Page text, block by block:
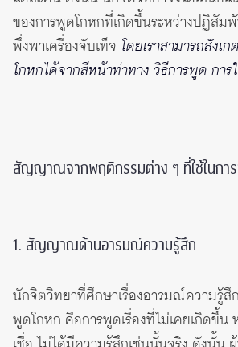
ของการพูดโกหกที่เกิดขึ้นระหว่างปฏิสัม
พึ่งพาเครื่องจับเท็จ โดยเราสามารถสัง
โกหกได้จากสีหน้าท่าทาง วิธีการพูด การ
สัญญาณจากพฤติกรรมต่าง ๆ ที่ใช้ในกา
1. สัญญาณด้านอารมณ์ความรู้สึก
นักจิตวิทยาที่ศึกษาเรื่องอารมณ์ความรู้สึ
พูดโกหก คือการพูดเรื่องที่ไม่เคยเกิดขึ้น